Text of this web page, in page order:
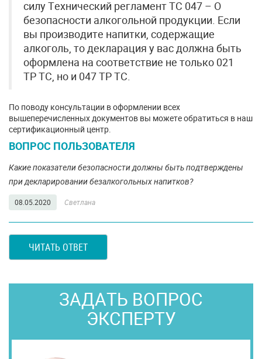
силу Технический регламент ТС 047 – О
безопасности алкогольной продукции. Если
вы производите напитки, содержащие
алкоголь, то декларация у вас должна быть
оформлена на соответствие не только 021
ТР ТС, но и 047 ТР ТС.
По поводу консультации в оформлении всех
вышеперечисленных документов вы можете обратиться в наш
сертификационный центр.
ВОПРОС ПОЛЬЗОВАТЕЛЯ
Какие показатели безопасности должны быть подтверждены
при декларировании безалкогольных напитков?
08.05.2020 Светлана
ЧИТАТЬ ОТВЕТ
ЗАДАТЬ ВОПРОС
ЭКСПЕРТУ